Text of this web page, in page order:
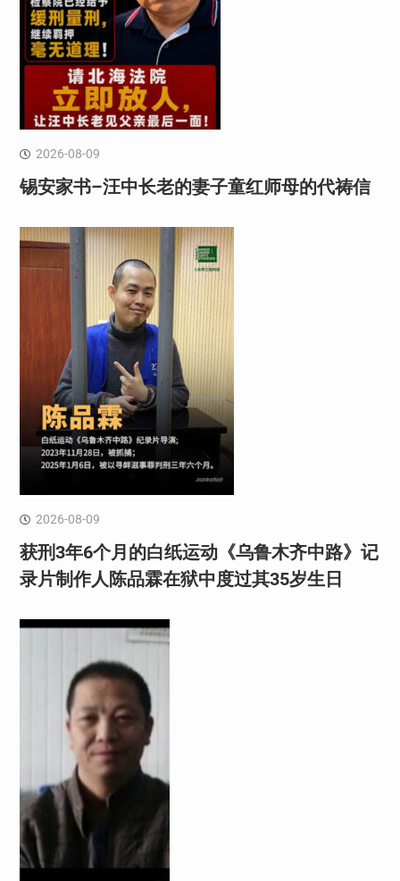
2026-08-09
锡安家书–汪中长老的妻子童红⁩师母的代祷信
2026-08-09
获刑3年6个月的白纸运动《乌鲁木齐中路》记
录片制作人陈品霖在狱中度过其35岁生日